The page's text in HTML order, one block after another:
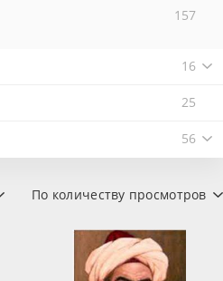
157
16
25
56
По количеству просмотров